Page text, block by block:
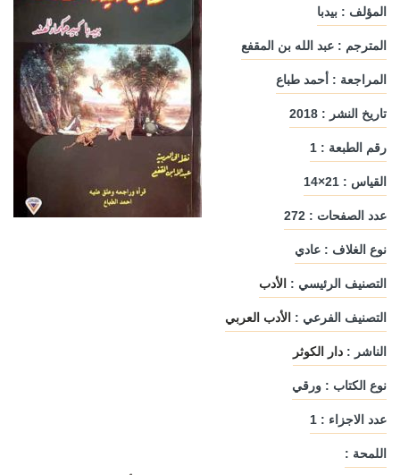
المؤلف : بيدبا
المترجم : عبد الله بن المقفع
المراجعة : أحمد طباع
تاريخ النشر : 2018
رقم الطبعة : 1
القياس : 21×14
عدد الصفحات : 272
نوع الغلاف : عادي
التصنيف الرئيسي : الأدب
التصنيف الفرعي : الأدب العربي
الناشر : دار الكوثر
نوع الكتاب : ورقي
عدد الاجزاء : 1
اللمحة :